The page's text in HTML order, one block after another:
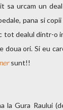
sa urcam un
pana si
tot dealul dintr-o
doua ori. Si eu
sunt!!
la Gura Raului